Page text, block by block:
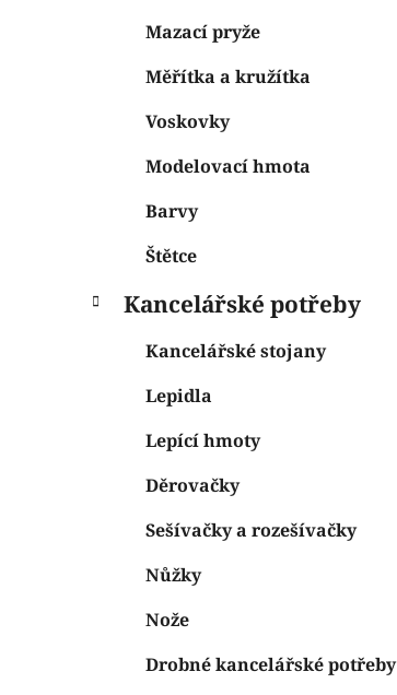
Mazací pryže
Měřítka a kružítka
Voskovky
Modelovací hmota
Barvy
Štětce
Kancelářské potřeby
Kancelářské stojany
Lepidla
Lepící hmoty
Děrovačky
Sešívačky a rozešívačky
Nůžky
Nože
Drobné kancelářské potřeby